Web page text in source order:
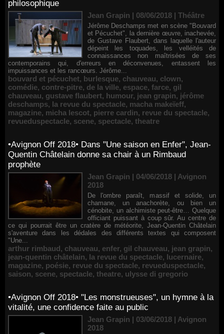
philosophique
Jean Grapin | 08/06/2018 | Théâtre
Jérôme Deschamps met en scène "Bouvard
et Pécuchet", la dernière œuvre, inachevée,
de Gustave Flaubert, dans laquelle l'auteur
dépeint les toquades, les velléités de
connaissances non maîtrisées de ses
contemporains qui, d'erreurs en déconvenues, entassent les
impuissances et les rancœurs. Jérôme...
bouvard et pécuchet, burlesque, chauveau, clown,
comédie, contre-pitre, de la ville, espace, farce, gil
chauveau, gustave flaubert, humour, jean grapin, jérôme
deschamps, la revue du spectacle, macha makeïeff,
magazine, micha lescot, pierre cardin, revue du spectacle,
revueduspectacle, scene, spectacle, theatre
•Avignon Off 2018• Dans "Une saison en Enfer", Jean-
Quentin Châtelain donne sa chair à un Rimbaud
prophète
Jean Grapin | 04/06/2018 | Avignon
2018
De l'ombre paraît, massif et solide, un
chamane, un anachorète, ou bien un
cénobite, un alchimiste peut-être… Quelque
officiant puissant à coup sûr. Au centre de
ce qui pourrait être un cratère de météorite, Jean-Quentin Châtelain
s'aventure dans les dédales des différents textes qui composent
"Une...
arthur rimbaud, chauveau, enfer, gil chauveau, jean grapin,
jean-quentin châtelain, la revue du spectacle, lucernaire,
magazine, poésie, revue du spectacle, revueduspectacle,
saison, scene, spectacle, theatre, ulysse di gregorio
•Avignon Off 2018• "Les monstrueuses", un hymne à la
vitalité, une confidence faite au public
Jean Grapin | 03/06/2018 | Avignon
2018